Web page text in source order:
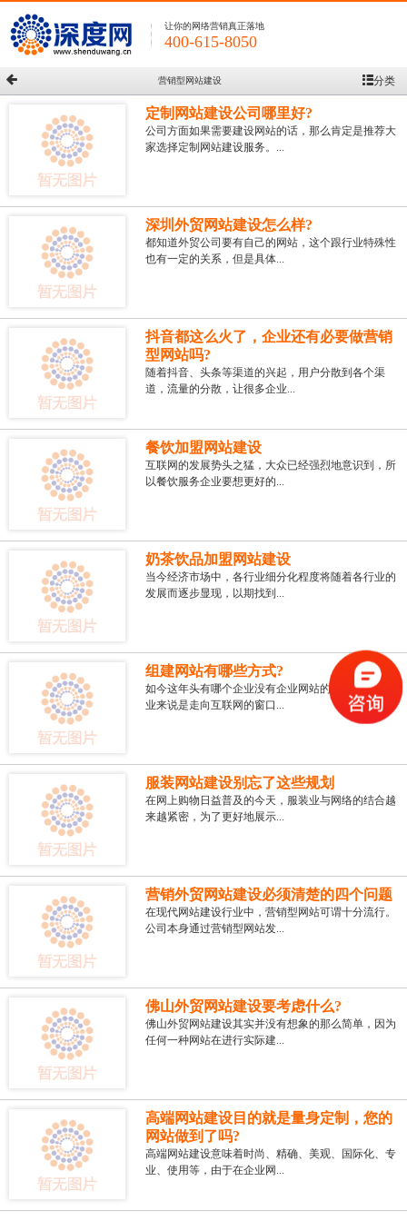
让你的网络营销真正落地
400-615-8050
营销型网站建设 分类
定制网站建设公司哪里好?
公司方面如果需要建设网站的话，那么肯定是推荐大
家选择定制网站建设服务。...
深圳外贸网站建设怎么样?
都知道外贸公司要有自己的网站，这个跟行业特殊性
也有一定的关系，但是具体...
抖音都这么火了，企业还有必要做营销
型网站吗?
随着抖音、头条等渠道的兴起，用户分散到各个渠
道，流量的分散，让很多企业...
餐饮加盟网站建设
互联网的发展势头之猛，大众已经强烈地意识到，所
以餐饮服务企业要想更好的...
奶茶饮品加盟网站建设
当今经济市场中，各行业细分化程度将随着各行业的
发展而逐步显现，以期找到...
组建网站有哪些方式?
如今这年头有哪个企业没有企业网站的，网站对于企
业来说是走向互联网的窗口...
服装网站建设别忘了这些规划
在网上购物日益普及的今天，服装业与网络的结合越
来越紧密，为了更好地展示...
营销外贸网站建设必须清楚的四个问题
在现代网站建设行业中，营销型网站可谓十分流行。
公司本身通过营销型网站发...
佛山外贸网站建设要考虑什么?
佛山外贸网站建设其实并没有想象的那么简单，因为
任何一种网站在进行实际建...
高端网站建设目的就是量身定制，您的
网站做到了吗?
高端网站建设意味着时尚、精确、美观、国际化、专
业、使用等，由于在企业网...